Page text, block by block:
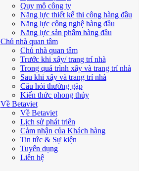
Quy mô công ty
Năng lực thiết kế thi công hàng đầu
Năng lực công nghệ hàng đầu
Năng lực sản phẩm hàng đầu
Chủ nhà quan tâm
Chủ nhà quan tâm
Trước khi xây/ trang trí nhà
Trong quá trình xây và trang trí nhà
Sau khi xây và trang trí nhà
Câu hỏi thường gặp
Kiến thức phong thủy
Về Betaviet
Về Betaviet
Lịch sử phát triển
Cảm nhận của Khách hàng
Tin tức & Sự kiện
Tuyển dụng
Liên hệ